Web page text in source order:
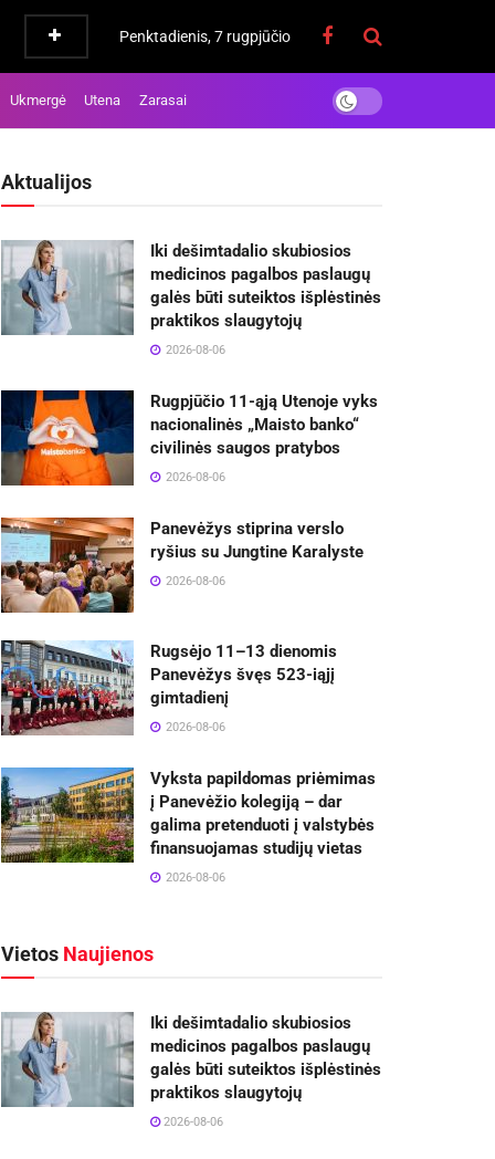
Penktadienis, 7 rugpjūčio
Ukmergė Utena Zarasai
Aktualijos
Iki dešimtadalio skubiosios
medicinos pagalbos paslaugų
galės būti suteiktos išplėstinės
praktikos slaugytojų
2026-08-06
Rugpjūčio 11-ąją Utenoje vyks
nacionalinės „Maisto banko“
civilinės saugos pratybos
2026-08-06
Panevėžys stiprina verslo
ryšius su Jungtine Karalyste
2026-08-06
Rugsėjo 11–13 dienomis
Panevėžys švęs 523-iąjį
gimtadienį
2026-08-06
Vyksta papildomas priėmimas
į Panevėžio kolegiją – dar
galima pretenduoti į valstybės
finansuojamas studijų vietas
2026-08-06
Vietos Naujienos
Iki dešimtadalio skubiosios
medicinos pagalbos paslaugų
galės būti suteiktos išplėstinės
praktikos slaugytojų
2026-08-06